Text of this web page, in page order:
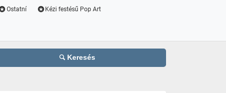
Ostatní Kézi festésű Pop Art
Keresés